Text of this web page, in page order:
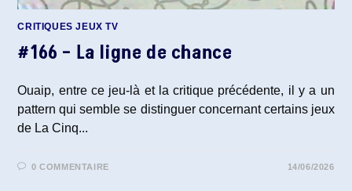
CRITIQUES JEUX TV
#166 – La ligne de chance
Ouaip, entre ce jeu-là et la critique précédente, il y a un
pattern qui semble se distinguer concernant certains jeux
de La Cinq...
0 COMMENTAIRE 14/06/2026